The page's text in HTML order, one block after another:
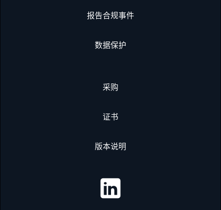
报告合规事件
数据保护
采购
证书
版本说明